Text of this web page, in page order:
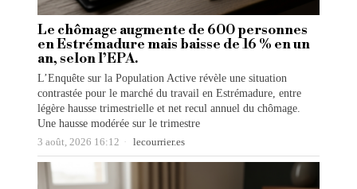
Le chômage augmente de 600 personnes
en Estrémadure mais baisse de 16 % en un
an, selon l’EPA.
L’Enquête sur la Population Active révèle une situation
contrastée pour le marché du travail en Estrémadure, entre
légère hausse trimestrielle et net recul annuel du chômage.
Une hausse modérée sur le trimestre
3 août, 2026 16:12 lecourrier.es